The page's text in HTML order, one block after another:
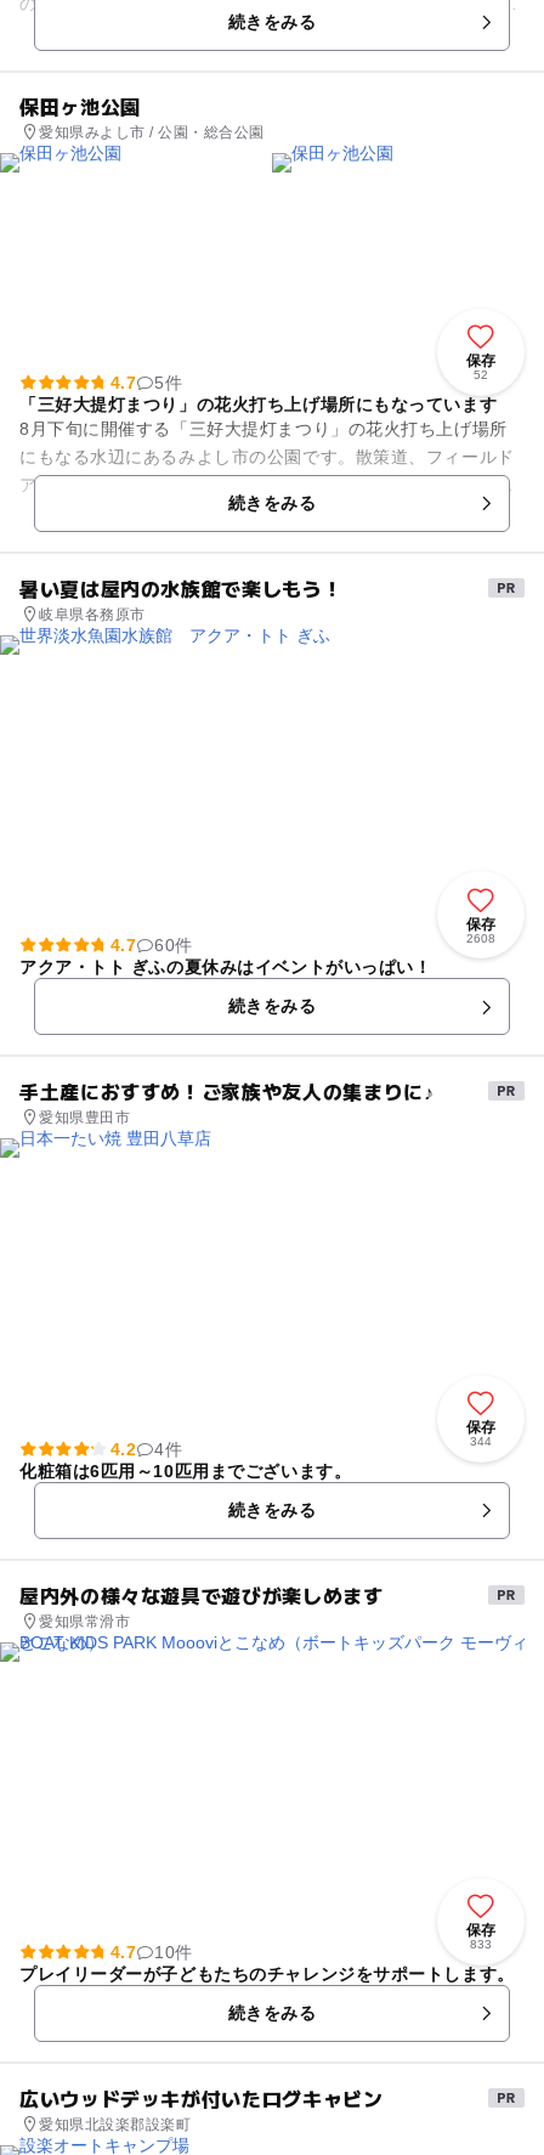
ちびっこプール内にあるキ...続きをみる
保田ヶ池公園
愛知県みよし市 / 公園・総合公園
保存
52
4.7
5件
「三好大提灯まつり」の花火打ち上げ場所にもなっています
8月下旬に開催する「三好大提灯まつり」の花火打ち上げ場所
にもなる水辺にあるみよし市の公園です。散策道、フィールド
アスレチックがあり、また、カヌーポロ競技場も整備されてお
り、2004年には世界カヌ...続きをみる
暑い夏は屋内の水族館で楽しもう！
岐阜県各務原市
保存
2608
4.7
60件
アクア・トト ぎふの夏休みはイベントがいっぱい！
続きをみる
手土産におすすめ！ご家族や友人の集まりに♪
愛知県豊田市
保存
344
4.2
4件
化粧箱は6匹用～10匹用までございます。
続きをみる
屋内外の様々な遊具で遊びが楽しめます
愛知県常滑市
保存
833
4.7
10件
プレイリーダーが子どもたちのチャレンジをサポートします。
続きをみる
広いウッドデッキが付いたログキャビン
愛知県北設楽郡設楽町